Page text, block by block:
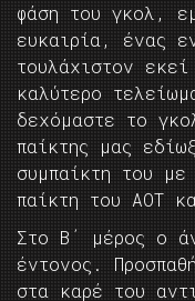
φάση του γκολ,
ευκαιρία, ένας
τουλάχιστον
καλύτερο
δεχόμαστε το
παίκτης μας
συμπαίκτη του
παίκτη του ΑΟΤ
Στο Β΄ μέρος ο
έντονος.
στα καρέ του